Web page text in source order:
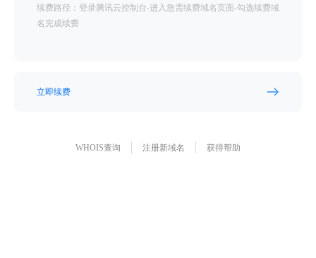
续费路径：登录腾讯云控制台-进入急需续费域名页面-勾选续费域
名完成续费
立即续费
WHOIS查询 注册新域名 获得帮助